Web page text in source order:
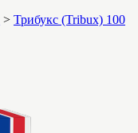
> Трибукс (Tribux) 100